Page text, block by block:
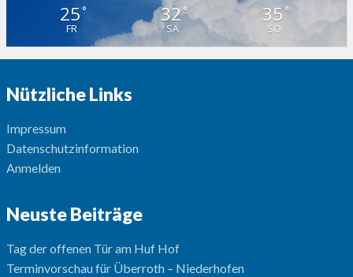
25°
FR
32°
SA
35°
SO
Nützliche Links
Impressum
Datenschutzinformation
Anmelden
Neuste Beiträge
Tag der offenen Tür am Huf Hof
Terminvorschau für Überroth – Niederhofen